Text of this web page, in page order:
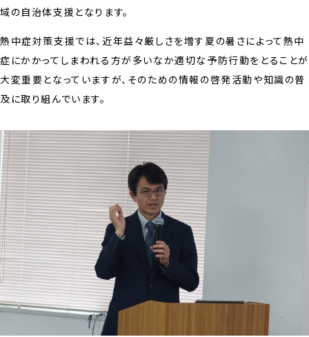
域の自治体支援となります。
熱中症対策支援では、近年益々厳しさを増す夏の暑さによって熱中
症にかかってしまわれる方が多いなか適切な予防行動をとることが
大変重要となっていますが、そのための情報の啓発活動や知識の普
及に取り組んでいます。